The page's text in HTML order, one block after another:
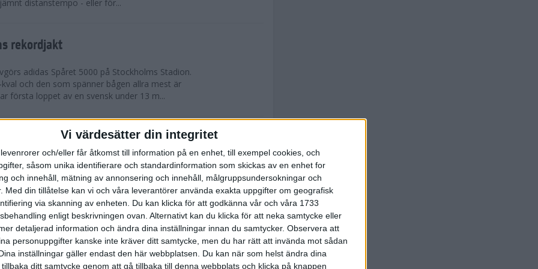
Vi värdesätter din integritet
och/eller får åtkomst till information på en enhet, till exempel cookies, och
såsom unika identifierare och standardinformation som skickas av en enhet for
och innehåll, mätning av annonsering och innehåll, målgruppsundersokningar och
Med din tillåtelse kan vi och våra leverantörer använda exakta uppgifter om geografisk
via skanning av enheten. Du kan klicka för att godkänna vår och våra 1733
enligt beskrivningen ovan. Alternativt kan du klicka för att neka samtycke eller
detaljerad information och ändra dina inställningar innan du samtycker. Observera att
personuppgifter kanske inte kräver ditt samtycke, men du har rätt att invända mot sådan
inställningar gäller endast den här webbplatsen. Du kan när som helst ändra dina
ditt samtycke genom att gå tillbaka till denna webbplats och klicka på knappen
distanstempo - eller för...
rekordjakt
adidas Spåret 5000 på Stockholms Stadion.
och den som spänner bågen allra mest är
första loppet av en svensk under 13 m...
veteran-VM i friidrott
VM i Friidrott i Göteborg och nu kan du vara
historiskt. Ta chansen att representera
den 13-25 augusti. Tävlingen är ...
med korta intervaller
intervaller när värmen äntligen är här – finns det